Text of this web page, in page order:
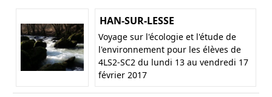
HAN-SUR-LESSE
Voyage sur l'écologie et l'étude de
l'environnement pour les élèves de
4LS2-SC2 du lundi 13 au vendredi 17
février 2017